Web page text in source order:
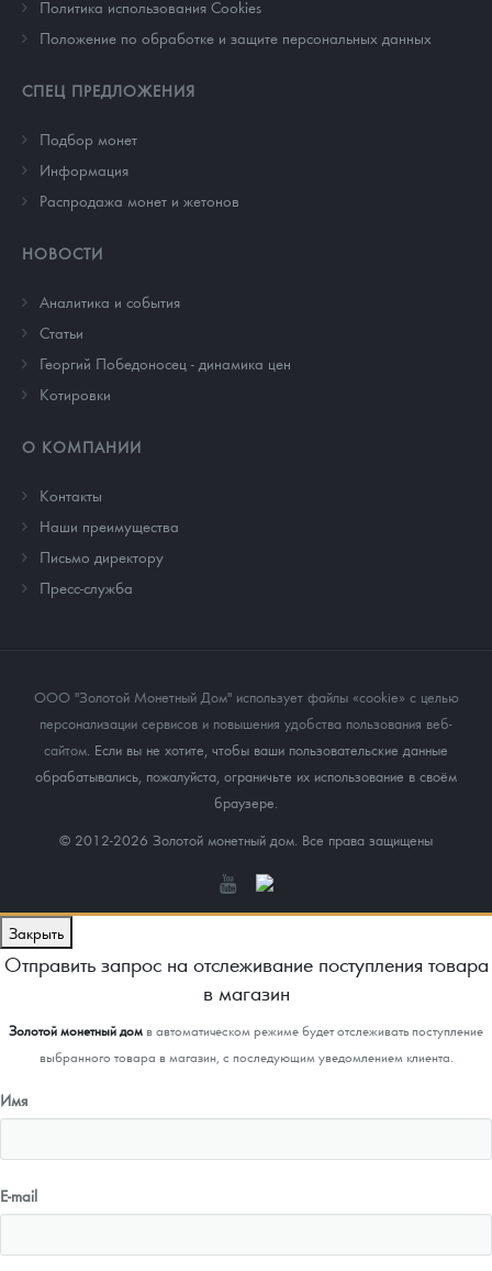
Политика использования Cookies
Положение по обработке и защите персональных данных
СПЕЦ ПРЕДЛОЖЕНИЯ
Подбор монет
Информация
Распродажа монет и жетонов
НОВОСТИ
Аналитика и события
Cтатьи
Георгий Победоносец - динамика цен
Котировки
О КОМПАНИИ
Контакты
Наши преимущества
Письмо директору
Пресс-служба
ООО "Золотой Монетный Дом" использует файлы «cookie» с целью
персонализации сервисов и повышения удобства пользования веб-
сайтом . Если вы не хотите, чтобы ваши пользовательские данные
обрабатывались, пожалуйста, ограничьте их использование в своём
браузере.
© 2012-2026 Золотой монетный дом. Все права защищены
Закрыть
Отправить запрос на отслеживание поступления товара
в магазин
Золотой монетный домв автоматическом режиме будет отслеживать поступление
выбранного товара в магазин, с последующим уведомлением клиента.
Имя
E-mail